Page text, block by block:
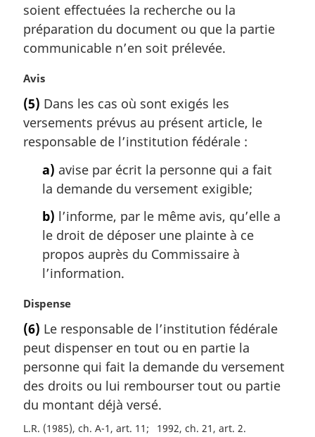
g
i
n
l
:
soient effectuées la recherche ou la
préparation du document ou que la partie
communicable n’en soit prélevée.
N
t
e
m
Avis
(5) Dans les cas où sont exigés les
versements prévus au présent article, le
responsable de l’institution fédérale :
a) avise par écrit la personne qui a fait
la demande du versement exigible;
b) l’informe, par le même avis, qu’elle a
le droit de déposer une plainte à ce
propos auprès du Commissaire à
l’information.
N
t
e
m
a
g
i
Dispense
(6) Le responsable de l’institution fédérale
peut dispenser en tout ou en partie la
personne qui fait la demande du versement
des droits ou lui rembourser tout ou partie
du montant déjà versé.
L.R. (1985), ch. A-1, art. 11 1992, ch. 21, art. 2